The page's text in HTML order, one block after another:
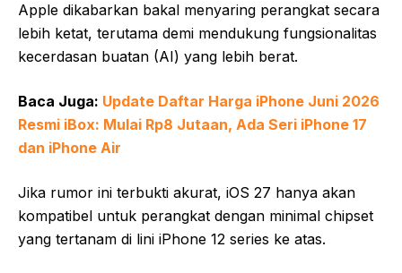
Apple dikabarkan bakal menyaring perangkat secara
lebih ketat, terutama demi mendukung fungsionalitas
kecerdasan buatan (AI) yang lebih berat.
Baca Juga: Update Daftar Harga iPhone Juni 2026
Resmi iBox: Mulai Rp8 Jutaan, Ada Seri iPhone 17
dan iPhone Air
Jika rumor ini terbukti akurat, iOS 27 hanya akan
kompatibel untuk perangkat dengan minimal chipset
yang tertanam di lini iPhone 12 series ke atas.